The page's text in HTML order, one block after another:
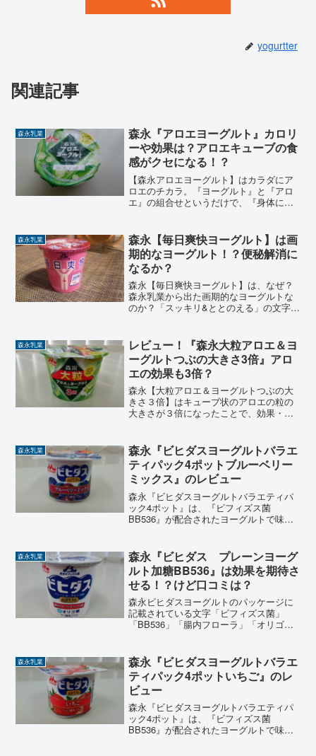
yogurtter
関連記事
森永乳業
森永『アロエヨーグルト』カロリ
ーや効果は？アロエキューブの食
感がクセになる！？
【森永アロエヨーグルト】はカラダにア
ロエのチカラ。『ヨーグルト』と『アロ
エ』の組合せというだけで、『身体に良
な効果があるのかな？気になりますね。
アロエキューブの食感がクセ...
森永乳業
森永【毎日爽快ヨーグルト】は画
期的なヨーグルト！？便秘解消に
なるか？
森永【毎日爽快ヨーグルト】は、なぜ？
森永乳業から出た画期的なヨーグルトな
のか？「スッキリ&ととのえる」の文字と
部から下見向かっている赤い矢印。ここ
からは各自想像できるで...
森永乳業
レビュー！『森永大粒アロエ＆ヨ
ーグルトつぶの大きさ3倍』アロ
エの効果も3倍？
森永【大粒アロエ＆ヨーグルトつぶの大
きさ３倍】はキューブ状のアロエの粒の
大きさが３倍になったことで、効果・効
エヨーグルトのカロリーは？ダイエット
中に食べても大丈夫なのか？
森永乳業
森永『ビヒダスヨーグルトバラエ
ティパック4ポットブルーベリー
ミックス』のレビュー
森永『ビヒダスヨーグルトバラエティパ
ック4ポット』は、『ビフィズス菌
BB536』が配合されたヨーグルトで味は
ある。今回は「ブルーベリーミックス」
についてのレビュー記事です。
森永乳業
森永『ビヒダス プレーンヨーグ
ルト加糖BB536』は効果を期待さ
せる！？けど口コミは？
森永ビヒダスヨーグルトのパッケージに
記載されている文字「ビフィズス菌」
「BB536」「腸内フローラ」「オリゴ
るネーミングのヨーグルトですね。本当
のところ、森永ビヒダスプ...
森永乳業
森永『ビヒダスヨーグルトバラエ
ティパック4ポットいちご』のレ
ビュー
森永『ビヒダスヨーグルトバラエティパ
ック4ポット』は、『ビフィズス菌
BB536』が配合されたヨーグルトで味は